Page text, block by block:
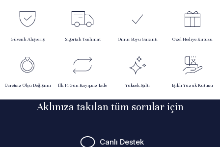
Güvenli Alışveriş Sigortalı Teslimat Ömür Boyu Garanti Özel Hediye Kutusu
Ücretsiz Ölçü Değişimi İlk 14 Gün Kayıpsız İade Yüksek Işıltı Işıklı Yüzük Kutusu
Aklınıza takılan tüm sorular için
Canlı Destek